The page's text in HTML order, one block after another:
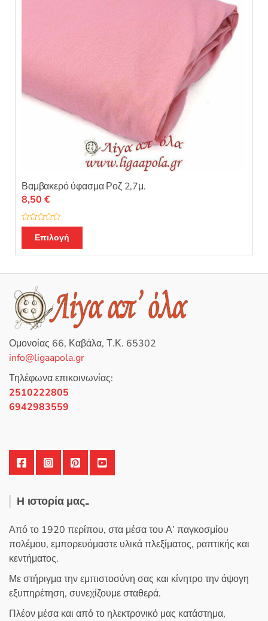
Βαμβακερό ύφασμα Ροζ 2,7μ.
Β
μ
ο
θ
η
κ
ε
μ
α
π
ό
5
8,50 €
Επιλογή
Ομονοίας 66, Καβάλα, Τ.Κ. 65302
info@ligaapola.gr
Τηλέφωνα επικοινωνίας:
2510222805
6942983559
Η ιστορία μας..
Από το 1920 περίπου, στα μέσα του Α’ παγκοσμίου
πολέμου, εμπορευόμαστε υλικά πλεξίματος, ραπτικής και
κεντήματος.
Με στήριγμα την εμπιστοσύνη σας και κίνητρο την άψογη
εξυπηρέτηση, συνεχίζουμε σταθερά.
Πλέον μέσα και από το ηλεκτρονικό μας κατάστημα,